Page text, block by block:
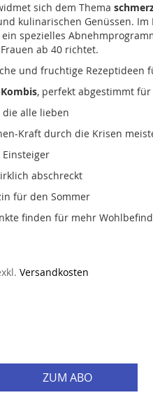
sich dem Thema
kulinarischen Genüssen. Im
spezielles
ab 40 richtet.
und fruchtige Rezeptideen
, perfekt abgestimmt für
die alle lieben
Kraft durch die Krisen
abschreckt
für den Sommer
finden für mehr
Versandkosten
ZUM ABO